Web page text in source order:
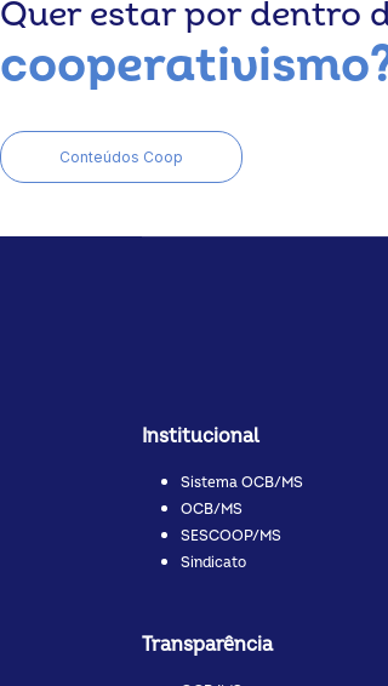
Quer estar por dentro
Conteúdos Coop
Institucional
Sistema OCB/MS
OCB/MS
SESCOOP/MS
Sindicato
Transparência